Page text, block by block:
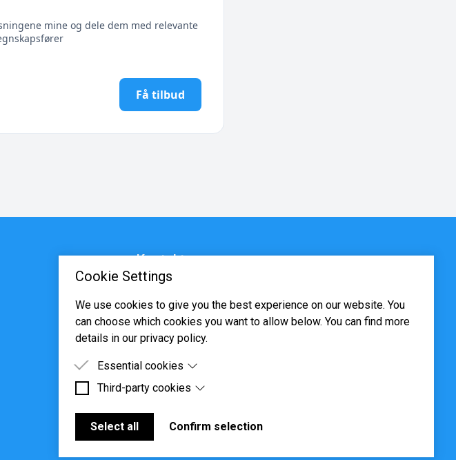
mine og dele dem med relevante
Få tilbud
Cookie Settings
We use cookies to give you the best experience on our website. You
can choose which cookies you want to allow below. You can find more
details in our privacy policy.
Essential cookies
Essential cookies are cookies that are needed for the proper
Third-party cookies
Third-party cookies are cookies set by third-party software to enable
features such as Google Maps.
Select all Confirm selection
Kontakt
post@systima.no
www.systima.no